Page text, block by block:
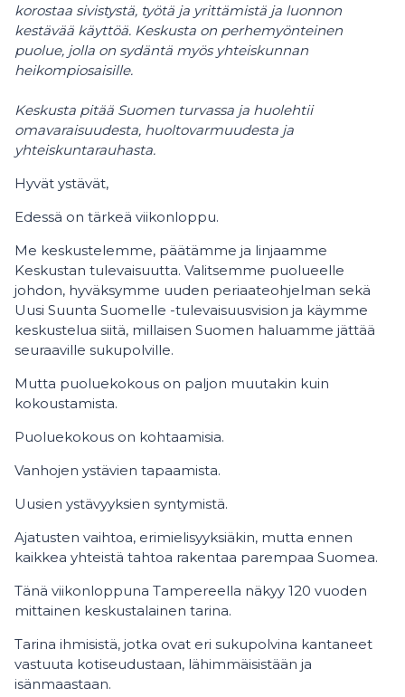
korostaa sivistystä, työtä ja yrittämistä ja luonnon
kestävää käyttöä. Keskusta on perhemyönteinen
puolue, jolla on sydäntä myös yhteiskunnan
heikompiosaisille.
Keskusta pitää Suomen turvassa ja huolehtii
omavaraisuudesta, huoltovarmuudesta ja
yhteiskuntarauhasta.
Hyvät ystävät,
Edessä on tärkeä viikonloppu.
Me keskustelemme, päätämme ja linjaamme
Keskustan tulevaisuutta. Valitsemme puolueelle
johdon, hyväksymme uuden periaateohjelman sekä
Uusi Suunta Suomelle -tulevaisuusvision ja käymme
keskustelua siitä, millaisen Suomen haluamme jättää
seuraaville sukupolville.
Mutta puoluekokous on paljon muutakin kuin
kokoustamista.
Puoluekokous on kohtaamisia.
Vanhojen ystävien tapaamista.
Uusien ystävyyksien syntymistä.
Ajatusten vaihtoa, erimielisyyksiäkin, mutta ennen
kaikkea yhteistä tahtoa rakentaa parempaa Suomea.
Tänä viikonloppuna Tampereella näkyy 120 vuoden
mittainen keskustalainen tarina.
Tarina ihmisistä, jotka ovat eri sukupolvina kantaneet
vastuuta kotiseudustaan, lähimmäisistään ja
isänmaastaan.